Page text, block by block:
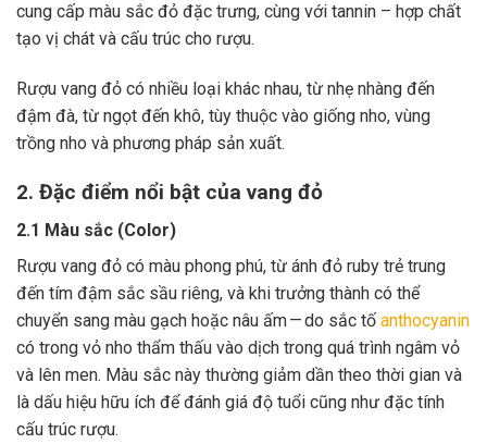
cung cấp màu sắc đỏ đặc trưng, cùng với tannin – hợp chất
tạo vị chát và cấu trúc cho rượu.
Rượu vang đỏ có nhiều loại khác nhau, từ nhẹ nhàng đến
đậm đà, từ ngọt đến khô, tùy thuộc vào giống nho, vùng
trồng nho và phương pháp sản xuất.
2. Đặc điểm nổi bật của vang đỏ
2.1 Màu sắc (Color)
Rượu vang đỏ có màu phong phú, từ ánh đỏ ruby trẻ trung
đến tím đậm sắc sầu riêng, và khi trưởng thành có thể
chuyển sang màu gạch hoặc nâu ấm — do sắc tố anthocyanin
có trong vỏ nho thẩm thấu vào dịch trong quá trình ngâm vỏ
và lên men. Màu sắc này thường giảm dần theo thời gian và
là dấu hiệu hữu ích để đánh giá độ tuổi cũng như đặc tính
cấu trúc rượu.